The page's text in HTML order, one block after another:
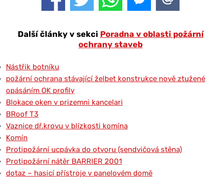
Další články v sekci Poradna v oblasti požární
ochrany staveb
Nástřik botníku
požární ochrana stávající želbet konstrukce nově ztužené
opásáním OK profily
Blokace oken v prizemni kancelari
BRoof T3
Vaznice dř.krovu v blízkosti komína
Komín
Protipožární ucpávka do otvoru (sendvičová stěna)
Protipožární nátěr BARRIER 2001
dotaz – hasicí přístroje v panelovém domě